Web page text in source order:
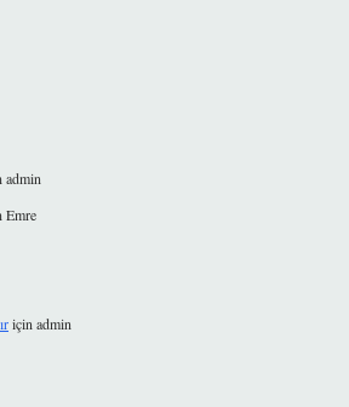
admin
Emre
için admin